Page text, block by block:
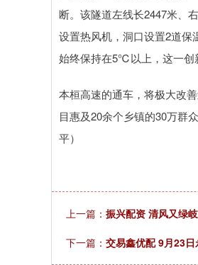
断。该隧道左线长2447米、
设置热风机，洞口设置2道保
始终保持在5℃以上，这一创
本桓高速的通车，将极大改
目惠及20余个乡镇的30万群
平）
上一篇： 振兴配资 清风又绿
下一篇： 交易鑫优配 9月23